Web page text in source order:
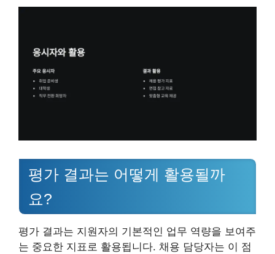
평가 결과는 어떻게 활용될까
요?
평가 결과는 지원자의 기본적인 업무 역량을 보여주
는 중요한 지표로 활용됩니다. 채용 담당자는 이 점